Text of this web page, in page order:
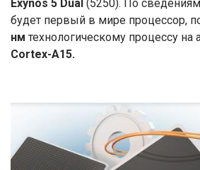
Exynos 5 Dual (5250). По
будет первый в мире процессор,
нм технологическому процессу на
Cortex-A15.